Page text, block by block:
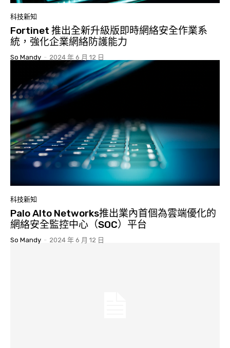
科技新知
Fortinet 推出全新升級版即時網絡安全作業系
統，強化企業網絡防護能力
So Mandy - 2024 年 6 月 12 日
科技新知
Palo Alto Networks推出業內首個為雲端優化的
網絡安全監控中心（SOC）平台
So Mandy - 2024 年 6 月 12 日